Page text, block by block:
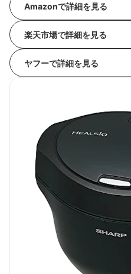
Amazonで詳細を見る
楽天市場で詳細を見る
ヤフーで詳細を見る